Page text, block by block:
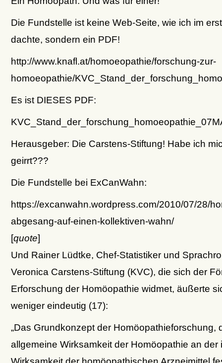
Die Fundstelle ist keine Web-Seite, wie ich im
dachte, sondern ein PDF!
http://www.knafl.at/homoeopathie/forschung-zur-
homoeopathie/
Es ist DIESES PDF:
Herausgeber: Die Carstens-Stiftung! Habe ich
geirrt???
Die Fundstelle bei ExCanWahn:
https://excanwahn.wordpress.com/2010/07/28/
abgesang-auf-einen-kollektiven-wahn/
[quote]
Und Rainer Lüdtke, Chef-Statistiker und
Veronica Carstens-Stiftung (KVC), die sich der
Erforschung der Homöopathie widmet, äußerte
weniger eindeutig (17):
„Das Grundkonzept der Homöopathieforschung,
allgemeine Wirksamkeit der Homöopathie an der